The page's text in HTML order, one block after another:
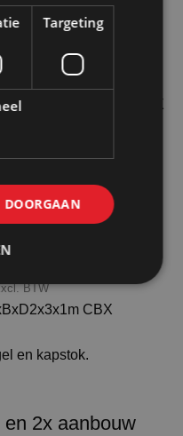
BTW
1x aanbouw
BTW
2x aanbouw
Targeting
DOORGAAN